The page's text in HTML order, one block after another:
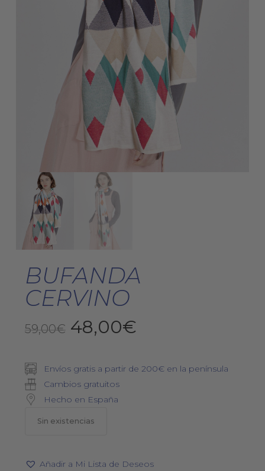
BUFANDA
CERVINO
59,00€ El
original
era:
59,00€.
48,00€
actual
Envíos gratis a partir de 200€ en la península
Cambios gratuitos
Hecho en España
Sin existencias
Añadir a Mi Lista de Deseos